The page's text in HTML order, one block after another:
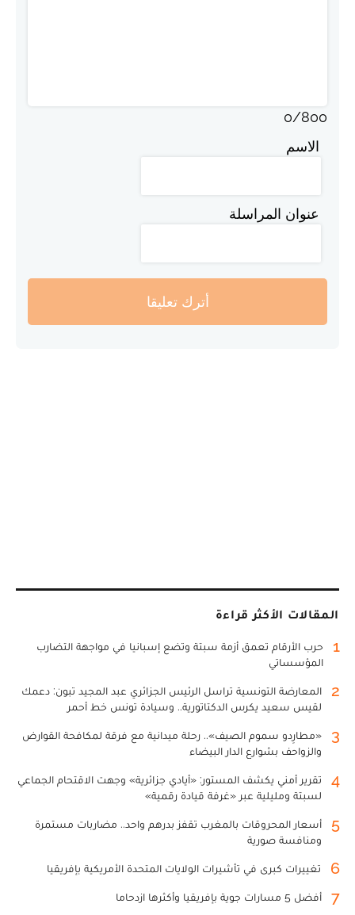
0/800
الاسم
عنوان المراسلة
أترك تعليقا
المقالات الأكثر قراءة
1
حرب الأرقام تعمق أزمة سبتة وتضع إسبانيا في مواجهة التضارب
المؤسساتي
2
المعارضة التونسية تراسل الرئيس الجزائري عبد المجيد تبون: دعمك
لقيس سعيد يكرس الدكتاتورية.. وسيادة تونس خط أحمر
3
«مطارِدو سموم الصيف».. رحلة ميدانية مع فرقة لمكافحة القوارض
والزواحف بشوارع الدار البيضاء
4
تقرير أمني يكشف المستور: «أيادي جزائرية» وجهت الاقتحام الجماعي
لسبتة ومليلية عبر «غرفة قيادة رقمية»
5
أسعار المحروقات بالمغرب تقفز بدرهم واحد.. مضاربات مستمرة
ومنافسة صورية
6 تغييرات كبرى في تأشيرات الولايات المتحدة الأمريكية بإفريقيا
7 أفضل 5 مسارات جوية بإفريقيا وأكثرها ازدحاما